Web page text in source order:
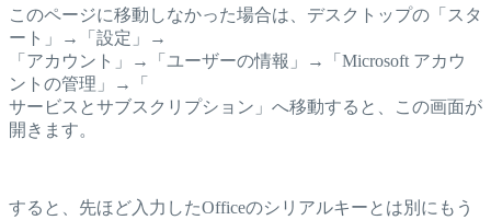
このページに移動しなかった場合は、デスクトップの「スタ
ート」→「設定」→
「アカウント」→「ユーザーの情報」→「Microsoft アカウ
ントの管理」→「
サービスとサブスクリプション」へ移動すると、この画面が
開きます。
すると、先ほど入力したOfficeのシリアルキーとは別にもう